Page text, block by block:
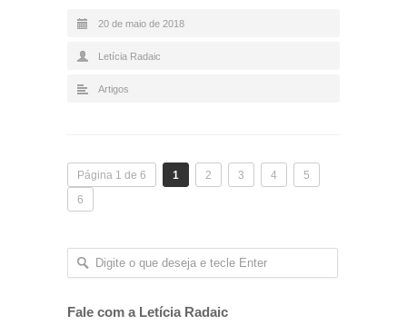
20 de maio de 2018
Letícia Radaic
Artigos
Página 1 de 6 1 2 3 4
5
6
Fale com a Letícia Radaic